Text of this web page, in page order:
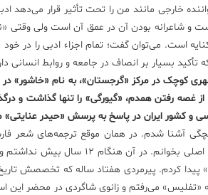
خارجی مانند من را تحت تأثیر قرار
و شاعرانه بودن آن در عمق آن است ولی وقتی
کنایه است. می‌توان گفت؛ تمام اجزاء ادبی را
بسیار بر انصاف در جامعه و روابط انسانی
مادرش از غصه رفتن همدم، «گیورگی» را تنها
و کشور ایران در پاسخ به پرسش «حیدر عنایتی»
بچگی آشنا شدم. در‌‌ همان موقع ترجمه‌های شعر
گرفتم آن را به زبان اصلی
«تفلیس» می‌رفتم و زانوی شاگردی در محضر این